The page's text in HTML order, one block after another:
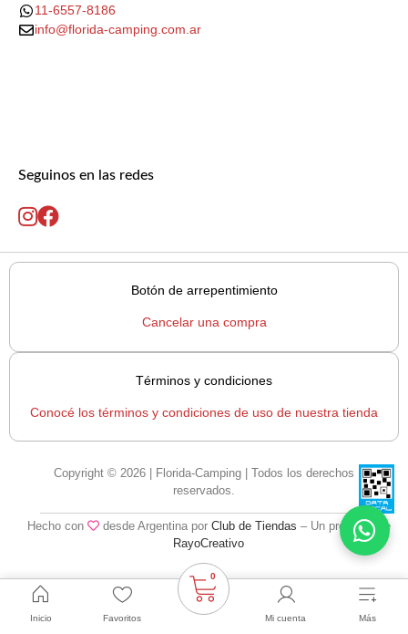
Inicio Favoritos
0
Mi cuenta Más
11-6557-8186
info@florida-camping.com.ar
Seguinos en las redes
Botón de arrepentimiento
Cancelar una compra
Términos y condiciones
Conocé los términos y condiciones de uso de nuestra tienda
Copyright © 2026 | Florida-Camping | Todos los derechos
reservados.
Hecho con desde Argentina por Club de Tiendas – Un producto de
RayoCreativo